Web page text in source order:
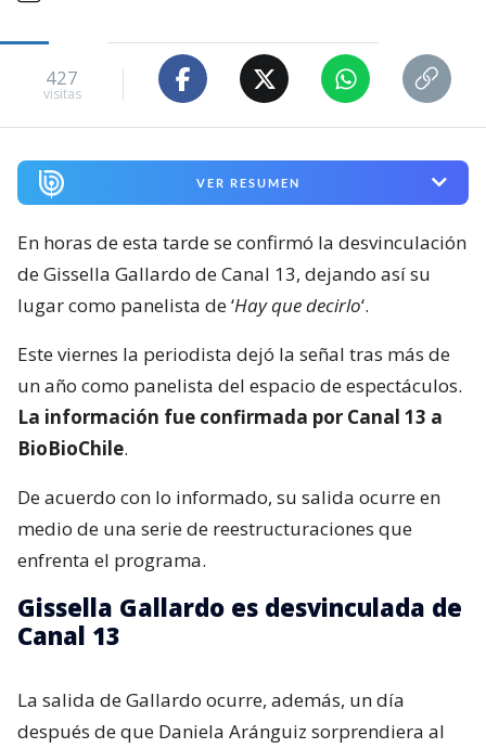
427
visitas
VER RESUMEN
En horas de esta tarde se confirmó la desvinculación
de Gissella Gallardo de Canal 13, dejando así su
lugar como panelista de ‘Hay que decirlo‘.
Este viernes la periodista dejó la señal tras más de
un año como panelista del espacio de espectáculos.
La información fue confirmada por Canal 13 a
BioBioChile.
De acuerdo con lo informado, su salida ocurre en
medio de una serie de reestructuraciones que
enfrenta el programa.
Gissella Gallardo es desvinculada de
Canal 13
La salida de Gallardo ocurre, además, un día
después de que Daniela Aránguiz sorprendiera al